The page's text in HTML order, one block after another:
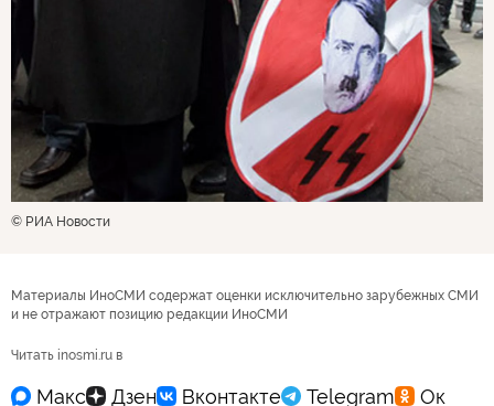
© РИА Новости
Материалы ИноСМИ содержат оценки исключительно зарубежных СМИ
и не отражают позицию редакции ИноСМИ
Читать inosmi.ru в